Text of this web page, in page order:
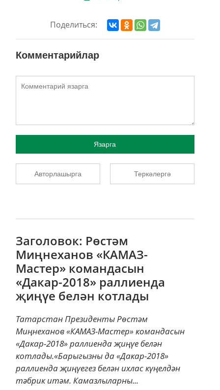
Поделиться:
Комментарийлар
Язарга
Авторлашырга Теркәлергә
Заголовок: Рөстәм
Миңнеханов «КАМАЗ-
Мастер» командасын
«Дакар-2018» раллиенда
җиңүе белән котлады
Татарстан Президенты Рөстәм
Миңнеханов «КАМАЗ-Мастер» командасын
«Дакар-2018» раллиенда җиңүе белән
котлады.«Барыгызны да «Дакар-2018»
раллиенда җиңүегез белән ихлас күңелдән
тәбрик итәм. Камазлыларны...